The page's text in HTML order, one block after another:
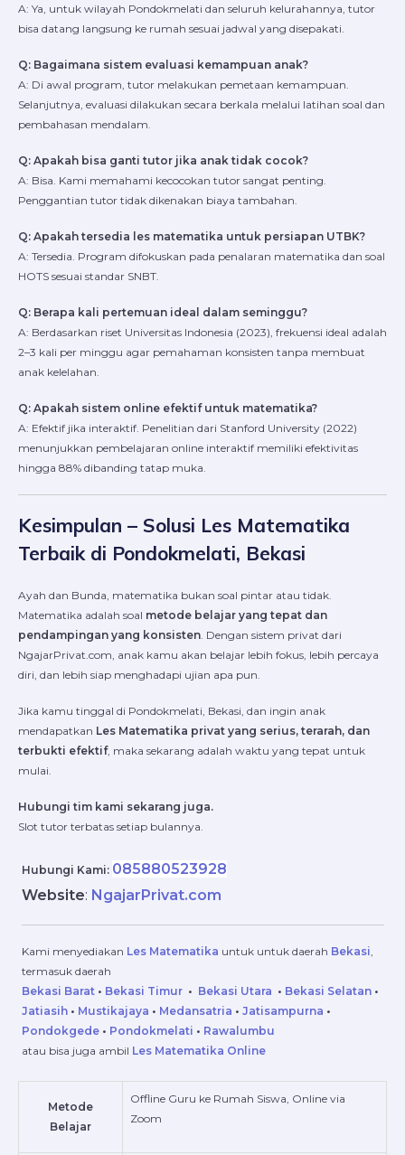
A: Ya, untuk wilayah Pondokmelati dan seluruh kelurahannya, tutor
bisa datang langsung ke rumah sesuai jadwal yang disepakati.
Q: Bagaimana sistem evaluasi kemampuan anak?
A: Di awal program, tutor melakukan pemetaan kemampuan.
Selanjutnya, evaluasi dilakukan secara berkala melalui latihan soal dan
pembahasan mendalam.
Q: Apakah bisa ganti tutor jika anak tidak cocok?
A: Bisa. Kami memahami kecocokan tutor sangat penting.
Penggantian tutor tidak dikenakan biaya tambahan.
Q: Apakah tersedia les matematika untuk persiapan UTBK?
A: Tersedia. Program difokuskan pada penalaran matematika dan soal
HOTS sesuai standar SNBT.
Q: Berapa kali pertemuan ideal dalam seminggu?
A: Berdasarkan riset Universitas Indonesia (2023), frekuensi ideal adalah
2–3 kali per minggu agar pemahaman konsisten tanpa membuat
anak kelelahan.
Q: Apakah sistem online efektif untuk matematika?
A: Efektif jika interaktif. Penelitian dari Stanford University (2022)
menunjukkan pembelajaran online interaktif memiliki efektivitas
hingga 88% dibanding tatap muka.
Kesimpulan – Solusi Les Matematika
Terbaik di Pondokmelati, Bekasi
Ayah dan Bunda, matematika bukan soal pintar atau tidak.
Matematika adalah soal metode belajar yang tepat dan
pendampingan yang konsisten . Dengan sistem privat dari
NgajarPrivat.com, anak kamu akan belajar lebih fokus, lebih percaya
diri, dan lebih siap menghadapi ujian apa pun.
Jika kamu tinggal di Pondokmelati, Bekasi, dan ingin anak
mendapatkan Les Matematika privat yang serius, terarah, dan
terbukti efektif, maka sekarang adalah waktu yang tepat untuk
mulai.
Hubungi tim kami sekarang juga.
Slot tutor terbatas setiap bulannya.
Hubungi Kami: 085880523928
Website: NgajarPrivat.com
Kami menyediakan Les Matematika untuk untuk daerah Bekasi,
termasuk daerah
Bekasi Barat• Bekasi Timur• Bekasi Utara • Bekasi Selatan•
Jatiasih• Mustikajaya • Medansatria • Jatisampurna •
Pondokgede• Pondokmelati • Rawalumbu
atau bisa juga ambil Les Matematika Online
Metode
Belajar
Offline Guru ke Rumah Siswa, Online via
Zoom